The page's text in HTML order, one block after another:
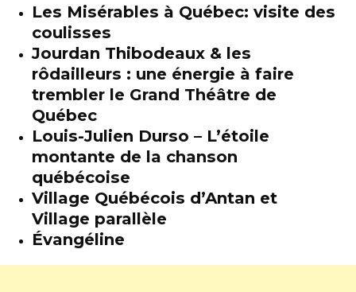
Les Misérables à Québec: visite des
coulisses
Jourdan Thibodeaux & les
rôdailleurs : une énergie à faire
trembler le Grand Théâtre de
Québec
Louis-Julien Durso – L’étoile
montante de la chanson
québécoise
Village Québécois d’Antan et
Village parallèle
Évangéline